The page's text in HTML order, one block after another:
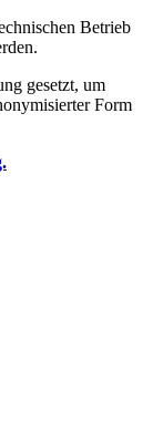
Betrieb
gesetzt, um
Form